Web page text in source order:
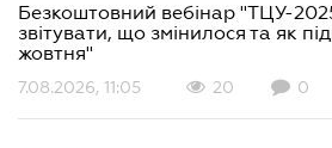
Безкоштовний вебінар "ТЦУ-
звітувати, що змінилося та як
жовтня"
7.08.2026, 11:05 20 0